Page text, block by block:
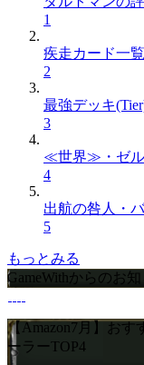
1
疾走カード一覧
2
最強デッキ
3
≪世界≫・ゼル
4
出航の咎人・
5
もっとみる
GameWithからのお
【Amazon7月】お
ーラーTOP4